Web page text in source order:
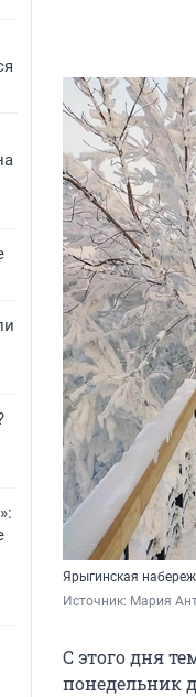
Ярыгинская
Источник: Мария
С этого дня
понедельник